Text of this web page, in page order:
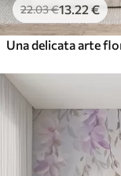
22.03€13 .22 €